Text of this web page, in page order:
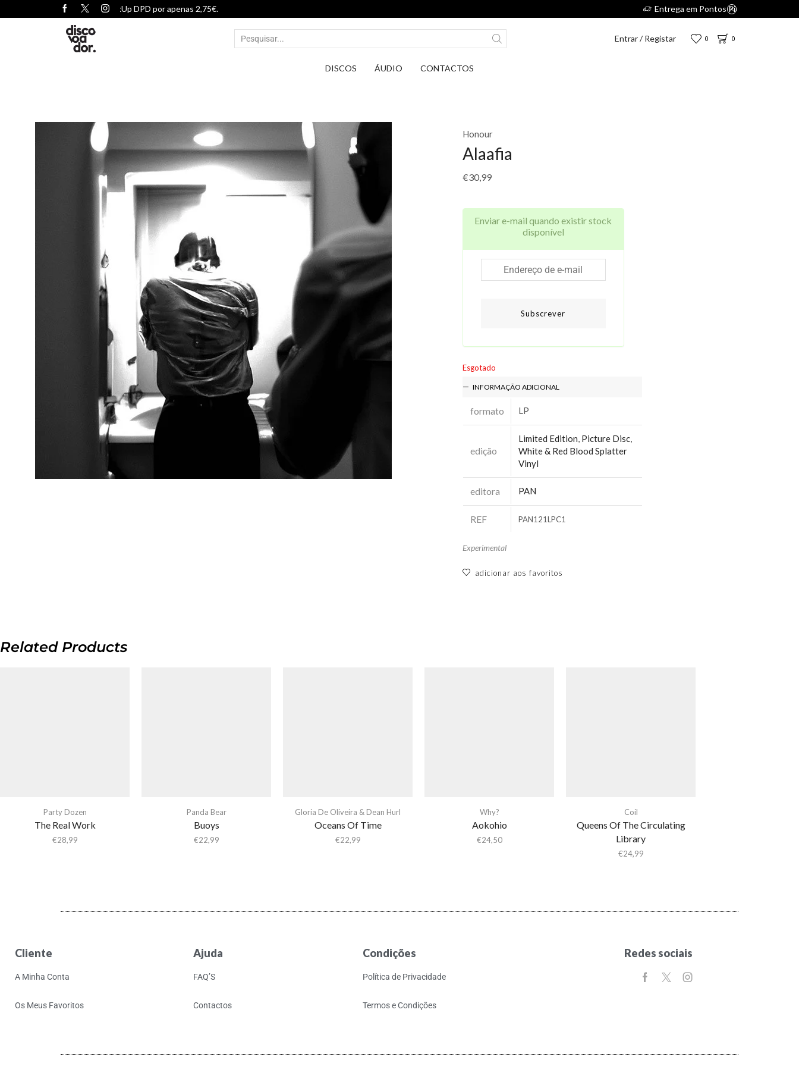
Entrar / Registar 0 0
DISCOS ÁUDIO CONTACTOS
Honour
Alaafia
€30,99
Enviar e-mail quando existir stock
disponível
Subscrever
Esgotado
INFORMAÇÃO ADICIONAL
formato LP
edição
Limited Edition, Picture Disc,
White & Red Blood Splatter
Vinyl
editora PAN
REF PAN121LPC1
Experimental
adicionar aos favoritos
Related Products
Party Dozen
The Real Work
€28,99
Panda Bear
Buoys
€22,99
Gloria De Oliveira & Dean Hurl
Oceans Of Time
€22,99
Why?
Aokohio
€24,50
Coil
Queens Of The Circulating
Library
€24,99
Cliente
A Minha Conta
Os Meus Favoritos
Ajuda
FAQ’S
Contactos
Condições
Política de Privacidade
Termos e Condições
Redes sociais